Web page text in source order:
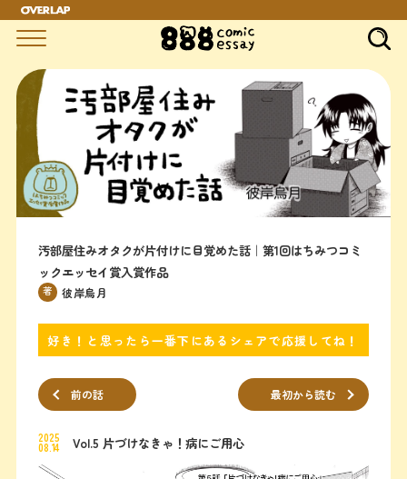
汚部屋住みオタクが片付けに目覚めた話｜第1回はちみつコミ
ックエッセイ賞入賞作品
著 彼岸烏月
好き！と思ったら一番下にあるシェアで応援してね！
前の話 最初から読む
2025
08.14 Vol.5 片づけなきゃ！病にご用心